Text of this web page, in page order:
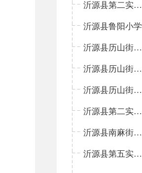
沂源县第二实验小学
沂源县鲁阳小学
沂源县历山街道办事处振兴路小学
沂源县历山街道办事处荆山路小学
沂源县历山街道办事处鲁山路小学
沂源县第二实验中学
沂源县南麻街道办事处中心小学
沂源县第五实验小学